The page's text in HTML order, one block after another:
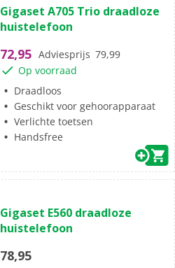
van
de
sterren.
1
beoordeling
Gigaset A705 Trio draadloze
huistelefoon
72,95 Adviesprijs 79,99
Op voorraad
Draadloos
Geschikt voor gehoorapparaat
Verlichte toetsen
Handsfree
van
de
sterren.
Gigaset E560 draadloze
huistelefoon
78,95